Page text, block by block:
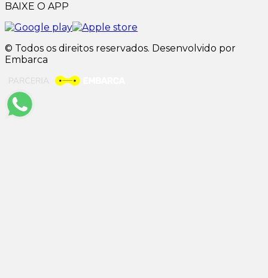
BAIXE O APP
© Todos os direitos reservados. Desenvolvido por
Embarca